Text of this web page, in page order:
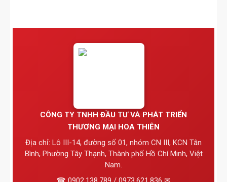
CÔNG TY TNHH ĐẦU TƯ VÀ PHÁT TRIỂN
THƯƠNG MẠI HOA THIÊN
Địa chỉ: Lô III-14, đường số 01, nhóm CN III, KCN Tân
Bình, Phường Tây Thạnh, Thành phố Hồ Chí Minh, Việt
Nam.